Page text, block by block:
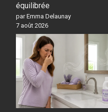
équilibrée
par Emma Delaunay
7 août 2026